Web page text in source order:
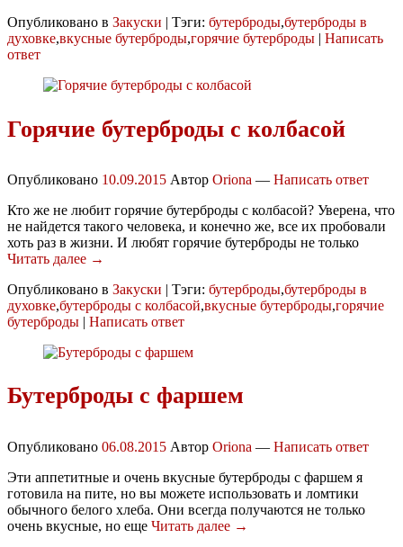
Опубликовано в Закуски | Тэги: бутерброды,бутерброды в
духовке,вкусные бутерброды,горячие бутерброды | Написать
ответ
Горячие бутерброды с колбасой
Опубликовано 10.09.2015 Автор Oriona — Написать ответ
Кто же не любит горячие бутерброды с колбасой? Уверена, что
не найдется такого человека, и конечно же, все их пробовали
хоть раз в жизни. И любят горячие бутерброды не только
Читать далее →
Опубликовано в Закуски | Тэги: бутерброды,бутерброды в
духовке,бутерброды с колбасой,вкусные бутерброды,горячие
бутерброды | Написать ответ
Бутерброды с фаршем
Опубликовано 06.08.2015 Автор Oriona — Написать ответ
Эти аппетитные и очень вкусные бутерброды с фаршем я
готовила на пите, но вы можете использовать и ломтики
обычного белого хлеба. Они всегда получаются не только
очень вкусные, но еще Читать далее →